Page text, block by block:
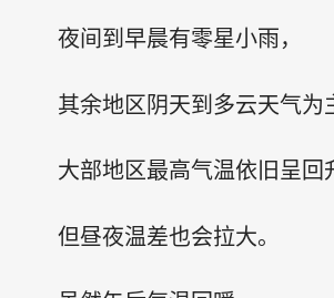
夜间到早晨有零星小雨，
其余地区阴天到多云天气为
大部地区最高气温依旧呈回
但昼夜温差也会拉大。